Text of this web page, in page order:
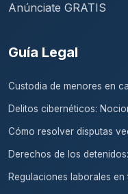
Anúnciate GRATIS
Guía Legal
Custodia de menores en
Delitos cibernéticos:
Cómo resolver disputas
Derechos de los
Regulaciones laborales